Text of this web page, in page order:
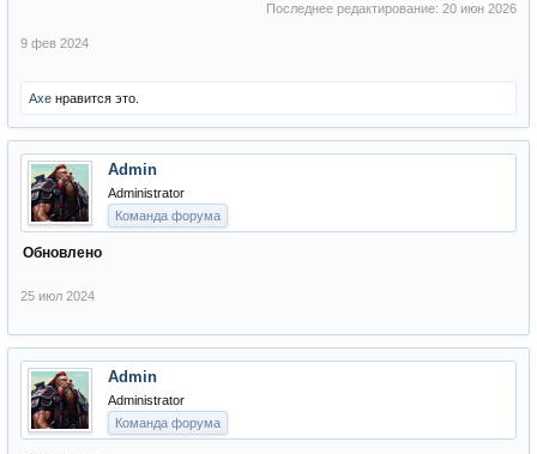
Последнее редактирование: 20 июн 2026
9 фев 2024
Axe нравится это.
Admin
Administrator
Команда форума
Обновлено
25 июл 2024
Admin
Administrator
Команда форума